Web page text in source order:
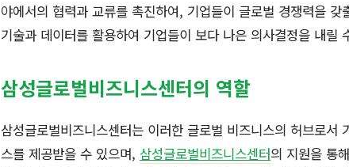
야에서의 협력과 교류를 촉진하여, 기업들이 글로벌 경쟁력을
기술과 데이터를 활용하여 기업들이 보다 나은 의사결정을 내릴
삼성글로벌비즈니스센터의 역할
삼성글로벌비즈니스센터는 이러한 글로벌 비즈니스의 허브로
스를 제공받을 수 있으며, 삼성글로벌비즈니스센터의 지원을 통